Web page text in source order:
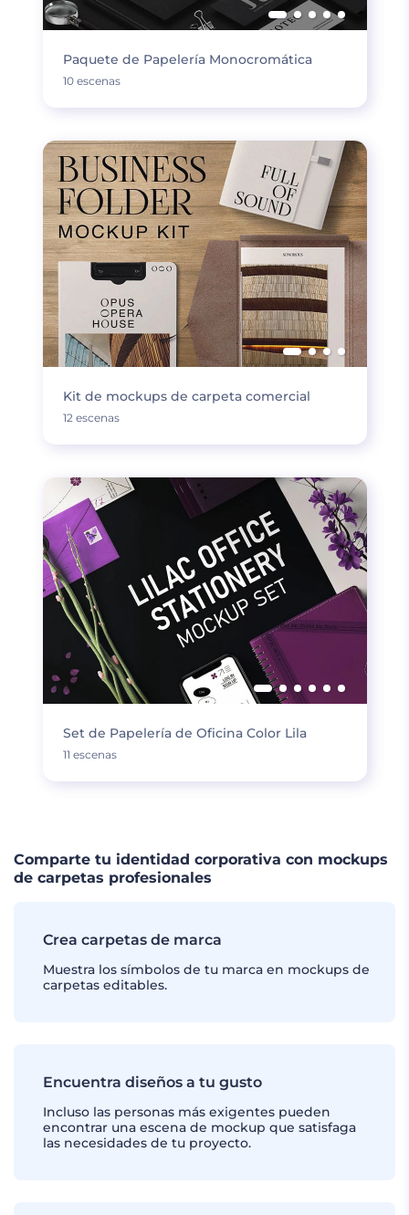
Paquete de Papelería Monocromática
10 escenas
Kit de mockups de carpeta comercial
12 escenas
Set de Papelería de Oficina Color Lila
11 escenas
Comparte tu identidad corporativa con mockups
de carpetas profesionales
Crea carpetas de marca
Muestra los símbolos de tu marca en mockups de
carpetas editables.
Encuentra diseños a tu gusto
Incluso las personas más exigentes pueden
encontrar una escena de mockup que satisfaga
las necesidades de tu proyecto.